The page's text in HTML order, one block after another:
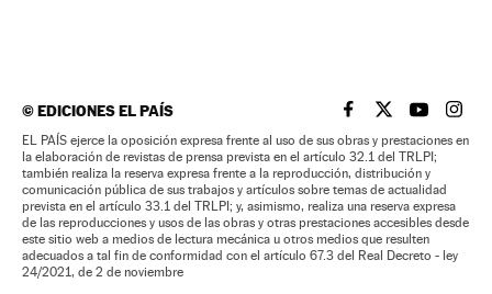
©EDICIONES EL PAÍS EL PAÍS BRASIL EN
EL PAÍSEL PAÍS
EL
EL PAÍS ejerce la oposición expresa frente al uso de sus obras y prestaciones en
la elaboración de revistas de prensa prevista en el artículo 32.1 del TRLPI;
también realiza la reserva expresa frente a la reproducción, distribución y
comunicación pública de sus trabajos y artículos sobre temas de actualidad
prevista en el artículo 33.1 del TRLPI; y, asimismo, realiza una reserva expresa
de las reproducciones y usos de las obras y otras prestaciones accesibles desde
este sitio web a medios de lectura mecánica u otros medios que resulten
adecuados a tal fin de conformidad con el artículo 67.3 del Real Decreto - ley
24/2021, de 2 de noviembre